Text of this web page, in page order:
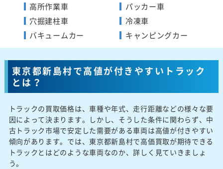
高所作業車
穴掘建柱車
バキュームカー
パッカー車
冷凍車
キャンピングカー
東京都新島村で高値が付きやすいトラック
とは？
トラックの買取価格は、車種や年式、走行距離などの様々な要
因によって決まります。しかし、そうした条件に関わらず、中
古トラック市場で安定した需要がある車両は高値が付きやすい
傾向があります。では、東京都新島村で高価買取が期待できる
トラックとはどのような車両なのか、詳しく見ていきましょ
う。